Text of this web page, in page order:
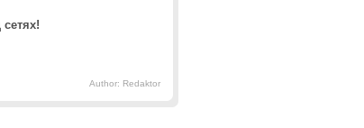
Author: Redaktor